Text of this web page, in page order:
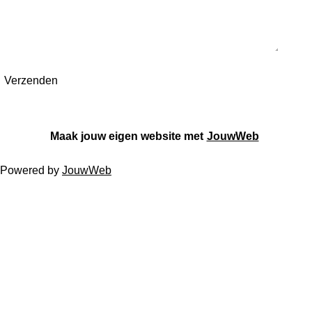
Verzenden
Maak jouw eigen website met JouwWeb
Powered by JouwWeb